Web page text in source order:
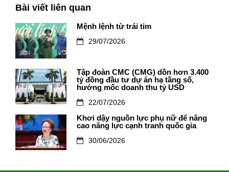
Bài viết liên quan
Mệnh lệnh từ trái tim
29/07/2026
Tập đoàn CMC (CMG) dồn hơn 3.400
tỷ đồng đầu tư dự án hạ tầng số,
hướng mốc doanh thu tỷ USD
22/07/2026
Khơi dậy nguồn lực phụ nữ để nâng
cao năng lực cạnh tranh quốc gia
30/06/2026